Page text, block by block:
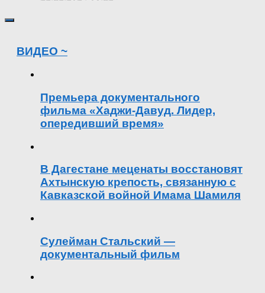
ВИДЕО ~
Премьера документального
фильма «Хаджи-Давуд. Лидер,
опередивший время»
В Дагестане меценаты восстановят
Ахтынскую крепость, связанную с
Кавказской войной Имама Шамиля
Сулейман Стальский —
документальный фильм